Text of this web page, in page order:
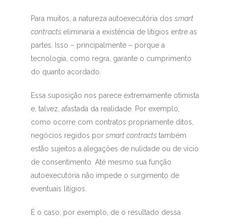
Para muitos, a natureza autoexecutória dos smart
contracts eliminaria a existência de litígios entre as
partes. Isso – principalmente – porque a
tecnologia, como regra, garante o cumprimento
do quanto acordado.
Essa suposição nos parece extremamente otimista
e, talvez, afastada da realidade. Por exemplo,
como ocorre com contratos propriamente ditos,
negócios regidos por smart contracts também
estão sujeitos a alegações de nulidade ou de vício
de consentimento. Até mesmo sua função
autoexecutória não impede o surgimento de
eventuais litígios.
É o caso, por exemplo, de o resultado dessa